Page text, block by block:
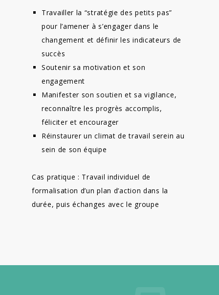
Travailler la “stratégie des petits pas”
pour l’amener à s’engager dans le
changement et définir les indicateurs de
succès
Soutenir sa motivation et son
engagement
Manifester son soutien et sa vigilance,
reconnaître les progrès accomplis,
féliciter et encourager
Réinstaurer un climat de travail serein au
sein de son équipe
Cas pratique : Travail individuel de
formalisation d’un plan d’action dans la
durée, puis échanges avec le groupe